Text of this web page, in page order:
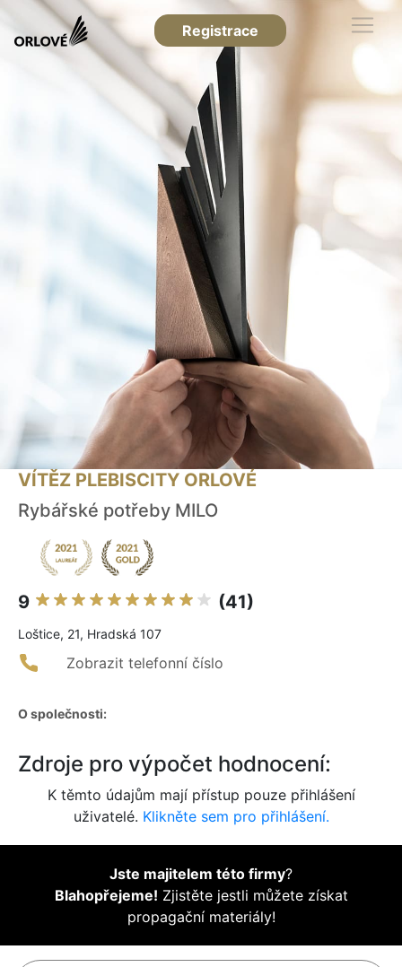
Registrace
VÍTĚZ PLEBISCITY ORLOVÉ
Rybářské potřeby MILO
9 (41)
Loštice, 21, Hradská 107
Zobrazit telefonní číslo
O společnosti:
Zdroje pro výpočet hodnocení:
K těmto údajům mají přístup pouze přihlášení
uživatelé. Klikněte sem pro přihlášení.
Jste majitelem této firmy?
Blahopřejeme! Zjistěte jestli můžete získat
propagační materiály!